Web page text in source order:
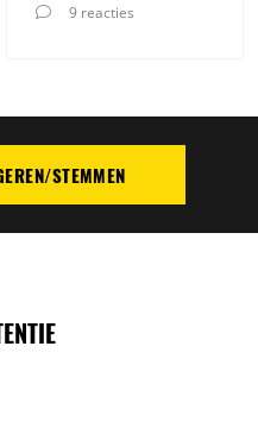
9 reacties
STEMMEN